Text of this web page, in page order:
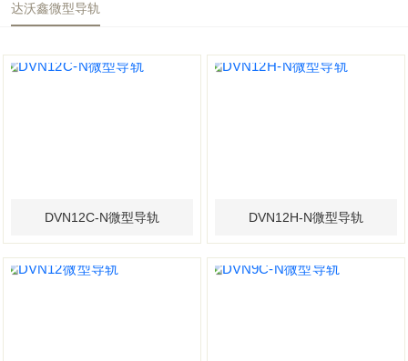
达沃鑫微型导轨
DVN12C-N微型导轨 DVN12H-N微型导轨